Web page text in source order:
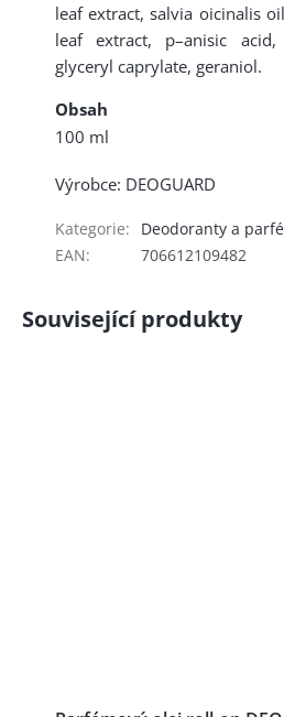
leaf extract, salvia oicinalis
leaf extract, p–anisic
glyceryl caprylate, geraniol.
Obsah
100 ml
Výrobce: DEOGUARD
Kategorie:
Deodoranty a
EAN: 706612109482
Související produkty